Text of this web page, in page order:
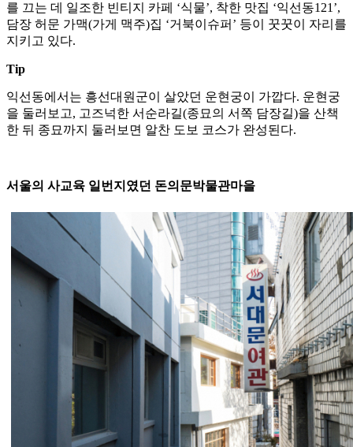
를 끄는 데 일조한 빈티지 카페 ‘식물’, 착한 맛집 ‘익선동121’,
담장 허문 가맥(가게 맥주)집 ‘거북이슈퍼’ 등이 꿋꿋이 자리를
지키고 있다.
Tip
익선동에서는 흥선대원군이 살았던 운현궁이 가깝다. 운현궁
을 둘러보고, 고즈넉한 서순라길(종묘의 서쪽 담장길)을 산책
한 뒤 종묘까지 둘러보면 알찬 도보 코스가 완성된다.
서울의 사교육 일번지였던 돈의문박물관마을